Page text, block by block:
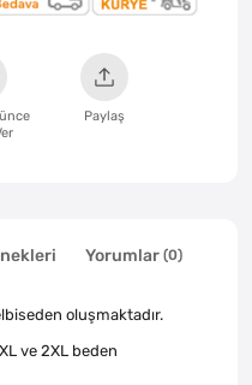
Paylaş
Yorumlar (0)
oluşmaktadır.
ve 2XL beden